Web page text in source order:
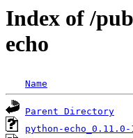
Index of /
echo
Name
Parent Directory
python-